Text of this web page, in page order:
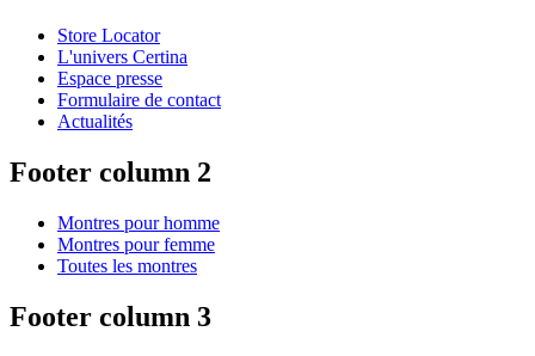
Store Locator
L'univers Certina
Espace presse
Formulaire de contact
Actualités
Footer column 2
Montres pour homme
Montres pour femme
Toutes les montres
Footer column 3